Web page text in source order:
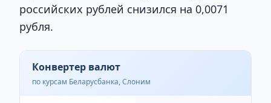
российских рублей снизился на 0,0071
рубля.
Конвертер валют
по курсам Беларусбанка, Слоним